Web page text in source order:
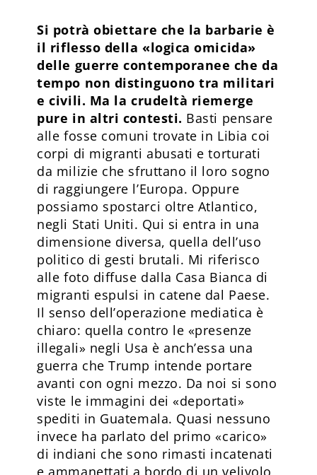
Si potrà obiettare che la barbarie è
il riflesso della «logica omicida»
delle guerre contemporanee che da
tempo non distinguono tra militari
e civili. Ma la crudeltà riemerge
pure in altri contesti. Basti pensare
alle fosse comuni trovate in Libia coi
corpi di migranti abusati e torturati
da milizie che sfruttano il loro sogno
di raggiungere l’Europa. Oppure
possiamo spostarci oltre Atlantico,
negli Stati Uniti. Qui si entra in una
dimensione diversa, quella dell’uso
politico di gesti brutali. Mi riferisco
alle foto diffuse dalla Casa Bianca di
migranti espulsi in catene dal Paese.
Il senso dell’operazione mediatica è
chiaro: quella contro le «presenze
illegali» negli Usa è anch’essa una
guerra che Trump intende portare
avanti con ogni mezzo. Da noi si sono
viste le immagini dei «deportati»
spediti in Guatemala. Quasi nessuno
invece ha parlato del primo «carico»
di indiani che sono rimasti incatenati
e ammanettati a bordo di un velivolo